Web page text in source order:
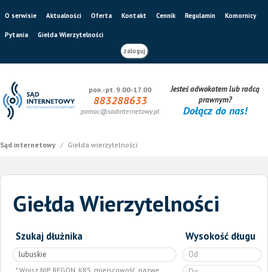
O serwisie Aktualności Oferta Kontakt Cennik Regulamin Komornicy
Pytania
Giełda Wierzytelności
zaloguj
pon.-pt. 9.00-17.00
883288633
pomoc@sadinternetowy.pl
Jesteś adwokatem lub radcą
prawnym?
Dołącz do nas!
Sąd internetowy / Giełda wierzytelności
Giełda Wierzytelności
Szukaj dłużnika
Wpisz NIP, REGON, KRS, miejscowość, nazwę
Wysokość długu